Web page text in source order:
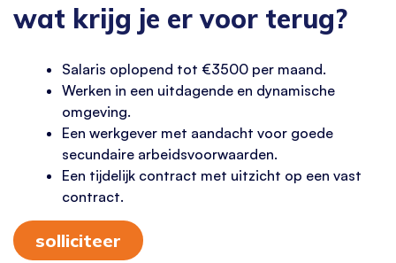
wat krijg je er voor terug?
Salaris oplopend tot €3500 per maand.
Werken in een uitdagende en dynamische
omgeving.
Een werkgever met aandacht voor goede
secundaire arbeidsvoorwaarden.
Een tijdelijk contract met uitzicht op een vast
contract.
solliciteer